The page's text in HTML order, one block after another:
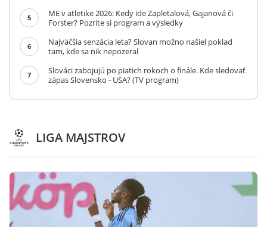
5
ME v atletike 2026: Kedy ide Zapletalová, Gajanová či
Forster? Pozrite si program a výsledky
6
Najväčšia senzácia leta? Slovan možno našiel poklad
tam, kde sa nik nepozeral
7
Slováci zabojujú po piatich rokoch o finále. Kde sledovať
zápas Slovensko - USA? (TV program)
LIGA MAJSTROV